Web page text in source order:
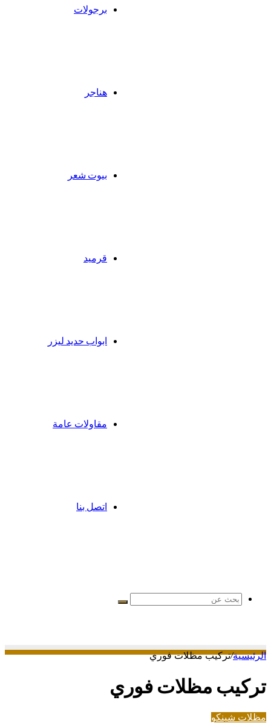
برجولات
هناجر
بيوت شعر
قرميد
ابواب حديد ليزر
مقاولات عامة
اتصل بنا
بحث
الرئيسية/تركيب مظلات فوري
تركيب مظلات فوري
مظلات شينكو